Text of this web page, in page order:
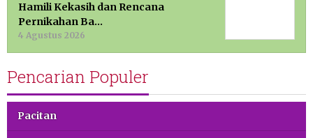
Hamili Kekasih dan Rencana
Pernikahan Ba…
4 Agustus 2026
Pencarian Populer
Pacitan